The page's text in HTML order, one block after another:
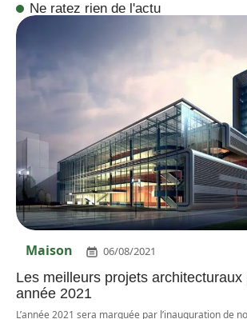
Ne ratez rien de l'actu
Maison 06/08/2021
Les meilleurs projets architecturaux
année 2021
L’année 2021 sera marquée par l’inauguration de